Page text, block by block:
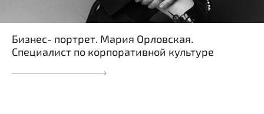
Бизнес- портрет. Мария Орловская.
Специалист по корпоративной культуре